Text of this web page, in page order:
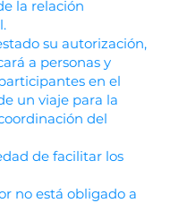
la relación
su autorización,
a personas y
en el
un viaje para la
del
de facilitar los
no está obligado a